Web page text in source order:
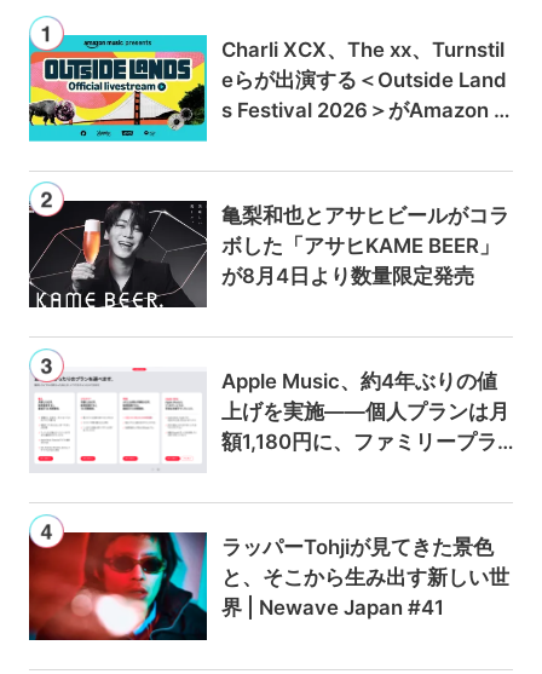
Charli XCX、The xx、Turnstil
eらが出演する＜Outside Land
s Festival 2026＞がAmazon M
ブ配信
亀梨和也とアサヒビールがコラ
ボした「アサヒKAME BEER」
が8月4日より数量限定発売
Apple Music、約4年ぶりの値
上げを実施——個人プランは月
額1,180円に、ファミリープラ
ラッパーTohjiが見てきた景色
と、そこから生み出す新しい世
界 | Newave Japan #41